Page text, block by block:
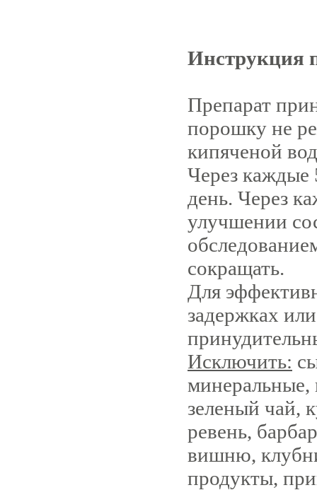
Инструкция
Препарат
порошку не
кипяченой
Через каждые
день. Через
улучшении
сокращать.
Для
задержках
Исключить:
минеральные,
зеленый чай,
ревень,
вишню,
продукты,